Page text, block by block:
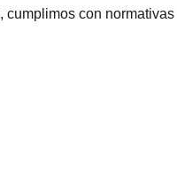
, cumplimos con normativas